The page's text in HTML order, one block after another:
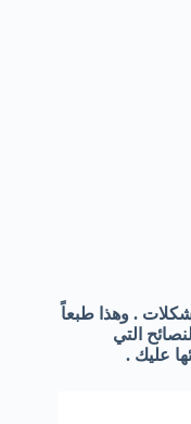
. وهذا طبعاً
التي
عليك .